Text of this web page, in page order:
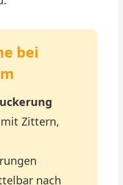
bei
mit Zittern,
nach